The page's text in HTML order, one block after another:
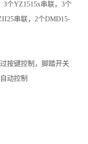
3个YZ1515x串联，3个
串联，2个DMD15-
按键控制，脚踏开关
动控制